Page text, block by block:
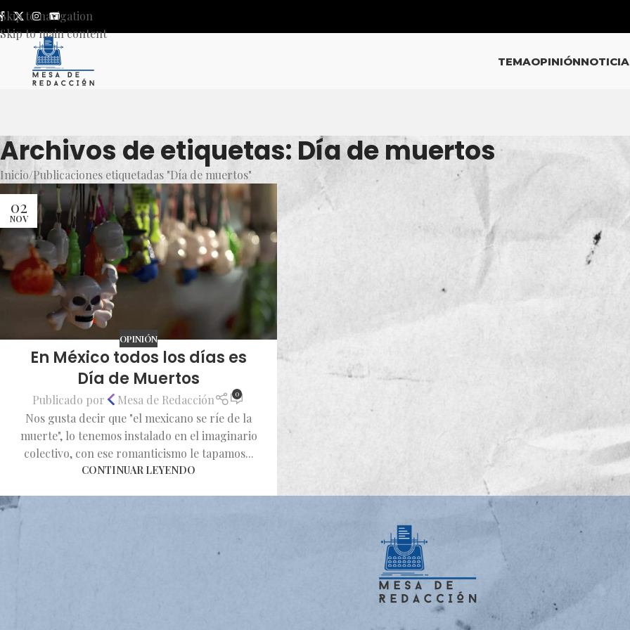
Skip to navigation
Skip to main content
TEMAOPINIÓN
Archivos de etiquetas: Día de muertos
Inicio Publicaciones etiquetadas "Día de muertos"
02
NOV
OPINIÓN
En México todos los días es
Día de Muertos
Publicado por Mesa de Redacción 0
Nos gusta decir que "el mexicano se ríe de la
muerte", lo tenemos instalado en el imaginario
colectivo, con ese romanticismo le tapamos...
CONTINUAR LEYENDO